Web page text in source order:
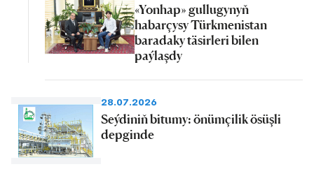
«Yonhap» gullugynyň
habarçysy Türkmenistan
baradaky täsirleri bilen
paýlaşdy
28.07.2026
Seýdiniň bitumy: önümçilik ösüşli
depginde